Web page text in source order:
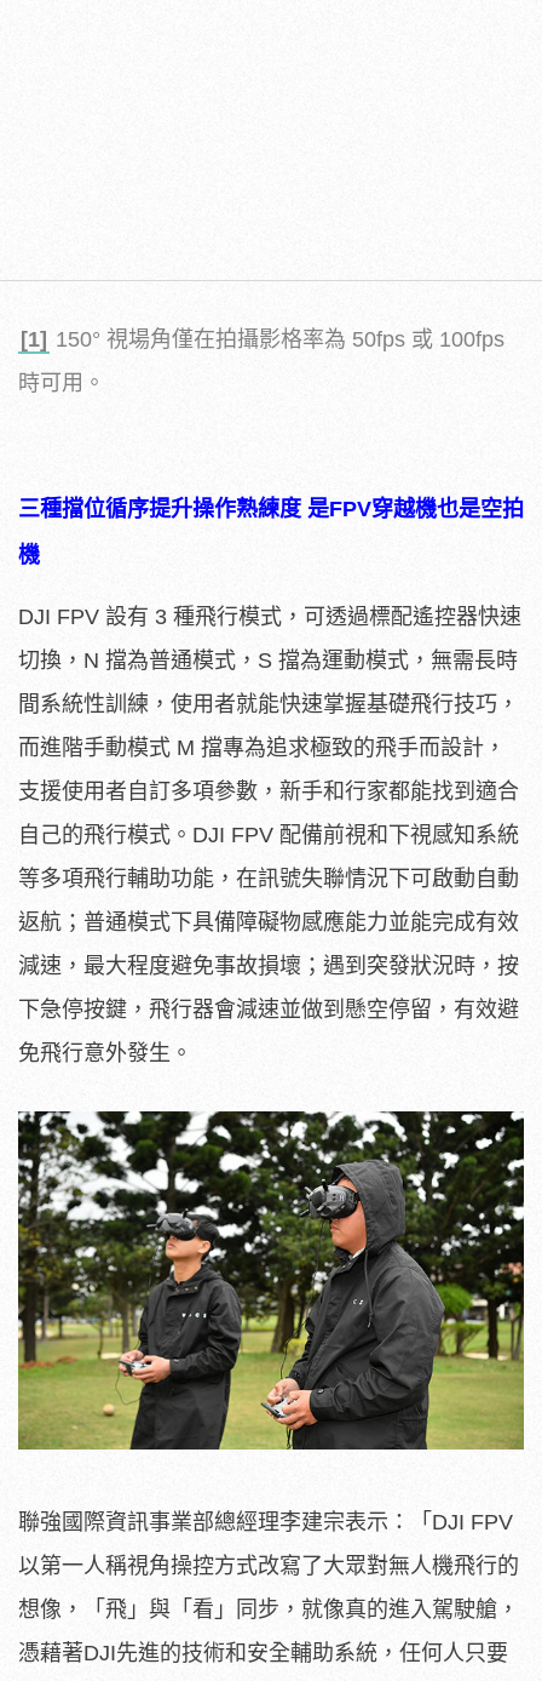
[1] 150° 視場角僅在拍攝影格率為 50fps 或 100fps
時可用。
三種擋位循序提升操作熟練度 是FPV穿越機也是空拍
機
DJI FPV 設有 3 種飛行模式，可透過標配遙控器快速
切換，N 擋為普通模式，S 擋為運動模式，無需長時
間系統性訓練，使用者就能快速掌握基礎飛行技巧，
而進階手動模式 M 擋專為追求極致的飛手而設計，
支援使用者自訂多項參數，新手和行家都能找到適合
自己的飛行模式。DJI FPV 配備前視和下視感知系統
等多項飛行輔助功能，在訊號失聯情況下可啟動自動
返航；普通模式下具備障礙物感應能力並能完成有效
減速，最大程度避免事故損壞；遇到突發狀況時，按
下急停按鍵，飛行器會減速並做到懸空停留，有效避
免飛行意外發生。
聯強國際資訊事業部總經理李建宗表示：「DJI FPV
以第一人稱視角操控方式改寫了大眾對無人機飛行的
想像，「飛」與「看」同步，就像真的進入駕駛艙，
憑藉著DJI先進的技術和安全輔助系統，任何人只要